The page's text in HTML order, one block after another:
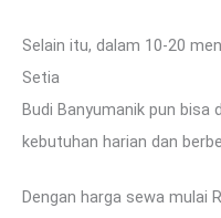
Selain itu, dalam 10-20
Setia
Budi Banyumanik pun bisa
kebutuhan harian dan
Dengan harga sewa mulai